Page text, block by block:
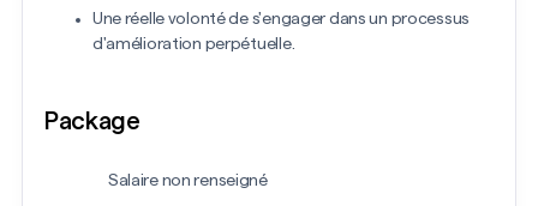
Une réelle volonté de s'engager dans un processus
d'amélioration perpétuelle.
Package
Salaire non renseigné